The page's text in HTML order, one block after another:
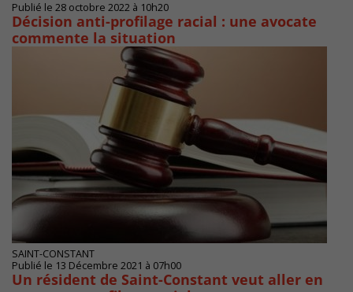
Publié le 28 octobre 2022 à 10h20
Décision anti-profilage racial : une avocate
commente la situation
SAINT-CONSTANT
Publié le 13 Décembre 2021 à 07h00
Un résident de Saint-Constant veut aller en